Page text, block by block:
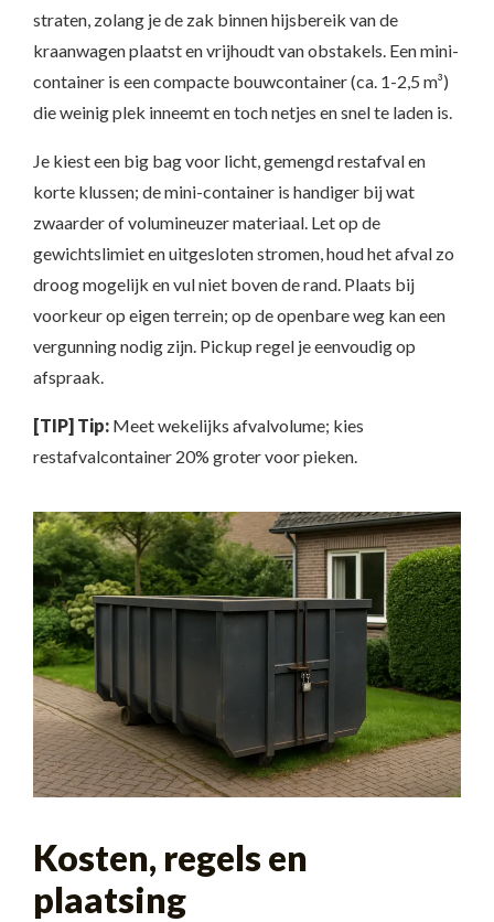
straten, zolang je de zak binnen hijsbereik van de
kraanwagen plaatst en vrijhoudt van obstakels. Een mini-
container is een compacte bouwcontainer (ca. 1-2,5 m³)
die weinig plek inneemt en toch netjes en snel te laden is.
Je kiest een big bag voor licht, gemengd restafval en
korte klussen; de mini-container is handiger bij wat
zwaarder of volumineuzer materiaal. Let op de
gewichtslimiet en uitgesloten stromen, houd het afval zo
droog mogelijk en vul niet boven de rand. Plaats bij
voorkeur op eigen terrein; op de openbare weg kan een
vergunning nodig zijn. Pickup regel je eenvoudig op
afspraak.
[TIP] Tip: Meet wekelijks afvalvolume; kies
restafvalcontainer 20% groter voor pieken.
Kosten, regels en
plaatsing